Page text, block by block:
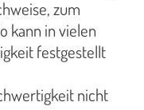
zum
kann in vielen
festgestellt
nicht